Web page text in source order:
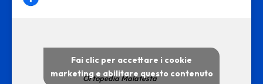
Ortopedia Malatesta
Fai clic per accettare i cookie
marketing e abilitare questo contenuto